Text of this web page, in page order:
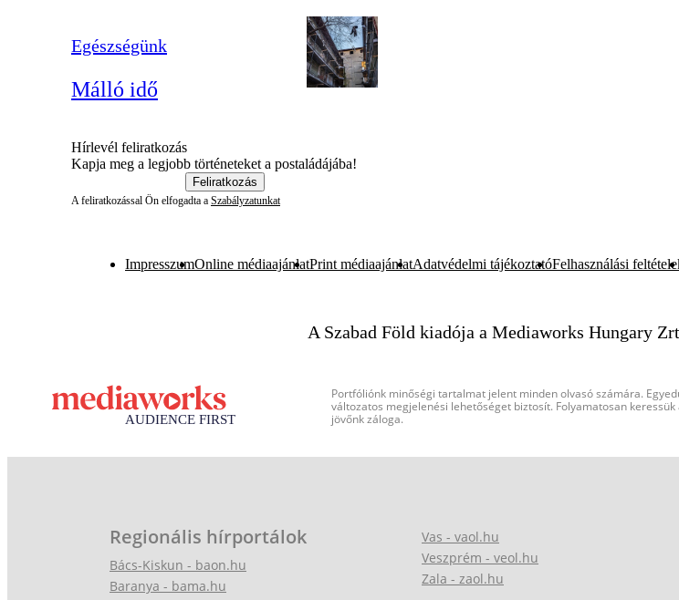
Egészségünk
Málló idő
Hírlevél feliratkozás
Kapja meg a legjobb történeteket a postaládájába!
Feliratkozás
A feliratkozással Ön elfogadta a Szabályzatunkat
ImpresszumOnline médiaajánlatPrint médiaajánlatAdatvédelmi tájékoztatóFelhasználási
A Szabad Föld kiadója a Mediaworks Hungary
Portfóliónk minőségi tartalmat jelent minden olvasó számára.
változatos megjelenési lehetőséget biztosít. Folyamatosan
jövőnk záloga.
Regionális hírportálok
Bács-Kiskun - baon.hu
Baranya - bama.hu
Vas - vaol.hu
Veszprém - veol.hu
Zala - zaol.hu